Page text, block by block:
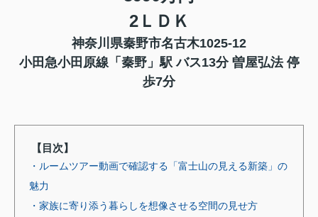
2ＬＤＫ
神奈川県秦野市名古木1025-12
小田急小田原線「秦野」駅 バス13分 曽屋弘法 停
歩7分
【目次】
・ルームツアー動画で確認する「富士山の見える新築」の
魅力
・家族に寄り添う暮らしを想像させる空間の見せ方